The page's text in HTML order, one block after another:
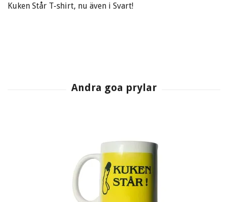
Kuken Står T-shirt, nu även i Svart!